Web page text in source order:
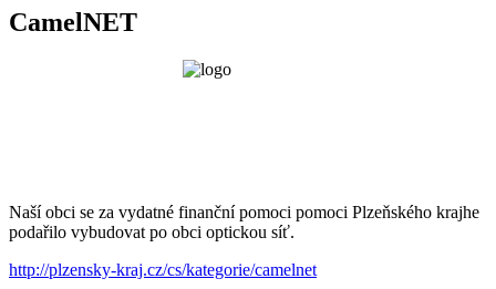
CamelNET
Naší obci se za vydatné finanční pomoci pomoci Plzeňského krajhe
podařilo vybudovat po obci optickou síť.
http://plzensky-kraj.cz/cs/kategorie/camelnet